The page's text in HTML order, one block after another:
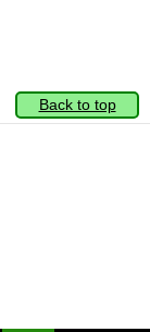
Back to top